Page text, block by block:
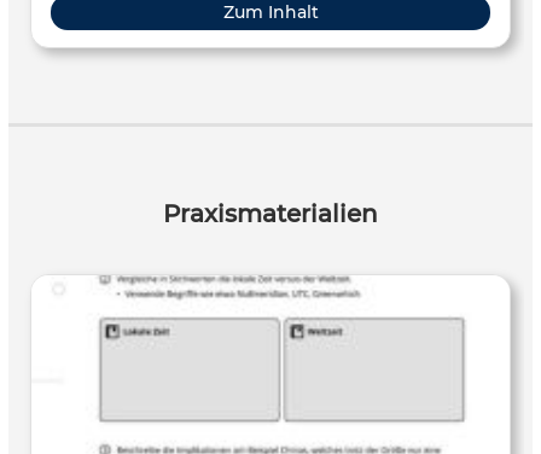
Zum Inhalt
Praxismaterialien